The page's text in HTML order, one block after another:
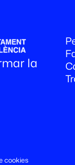
la
cookies